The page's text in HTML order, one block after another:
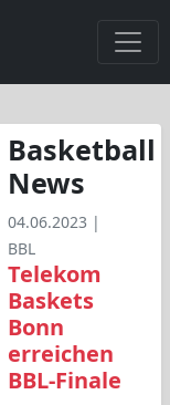
Basketball
News
04.06.2023 |
BBL
Telekom
Baskets
Bonn
erreichen
BBL-Finale